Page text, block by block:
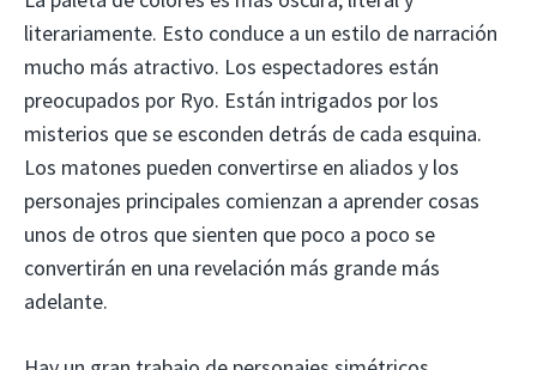
literariamente. Esto conduce a un estilo de narración
mucho más atractivo. Los espectadores están
preocupados por Ryo. Están intrigados por los
misterios que se esconden detrás de cada esquina.
Los matones pueden convertirse en aliados y los
personajes principales comienzan a aprender cosas
unos de otros que sienten que poco a poco se
convertirán en una revelación más grande más
adelante.